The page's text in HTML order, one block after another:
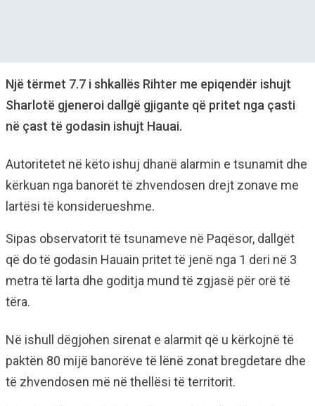
Një tërmet 7.7 i shkallës Rihter me epiqendër ishujt
Sharlotë gjeneroi dallgë gjigante që pritet nga çasti
në çast të godasin ishujt Hauai.
Autoritetet në këto ishuj dhanë alarmin e tsunamit dhe
kërkuan nga banorët të zhvendosen drejt zonave me
lartësi të konsiderueshme.
Sipas observatorit të tsunameve në Paqësor, dallgët
që do të godasin Hauain pritet të jenë nga 1 deri në 3
metra të larta dhe goditja mund të zgjasë për orë të
tëra.
Në ishull dëgjohen sirenat e alarmit që u kërkojnë të
paktën 80 mijë banorëve të lënë zonat bregdetare dhe
të zhvendosen më në thellësi të territorit.